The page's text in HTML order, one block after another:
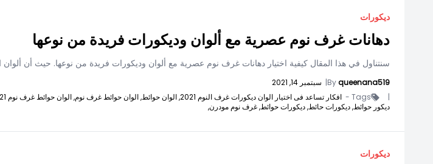
ديكورات
دهانات غرف نوم عصرية مع ألوان وديكورات فريدة من نوعها
سنتناول في هذا المقال كيفية اختيار دهانات غرف نوم عصرية مع ألوان وديكورات فريدة من نوعها. حيث أن ألوان
Byqueenana519
| سبتمبر 14, 2021
|
Tags - افكار تساعد فى اختيار الوان ديكورات غرف النوم 2021, الوان حوائط,الوان حوائط غرف نوم,الوان حوائط غرف نوم 2021,
ديكور حوائط,ديكورات حائط,ديكورات حوائط,غرف نوم مودرن,
ديكورات